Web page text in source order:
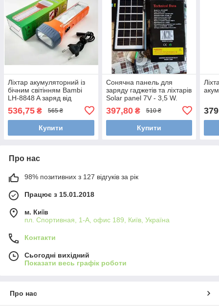
Ліхтар акумуляторний із
бічним світінням Bambi
LH-8848 A заряд від
сонячної панелі
536,75 ₴ 565 ₴
Купити
Сонячна панель для
заряду гаджетів та ліхтарів
Solar panel 7V - 3,5 W.
397,80₴ 510 ₴
Купити
379
Про нас
98% позитивних з 127 відгуків за рік
Працює з 15.01.2018
м. Київ
пл. Спортивная, 1-А, офис 189, Київ, Україна
Контакти
Сьогодні вихідний
Показати весь графік роботи
Про нас